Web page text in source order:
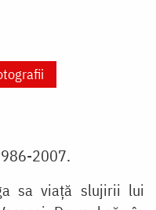
2007.
sa viață slujirii lui